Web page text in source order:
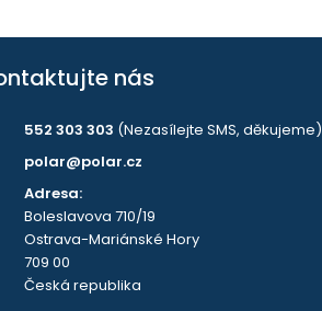
nás
552 303 303 (Nezasílejte SMS, děkujeme)
polar@polar.cz
Adresa:
Boleslavova 710/19
Ostrava-Mariánské Hory
709 00
Česká republika